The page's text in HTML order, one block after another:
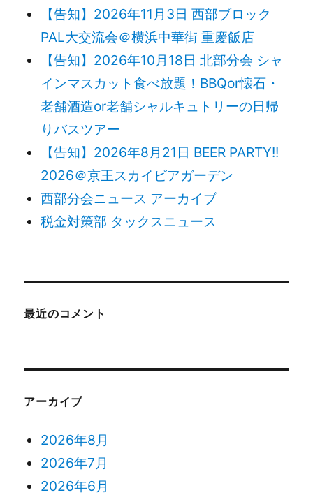
【告知】2026年11月3日 西部ブロック
PAL大交流会＠横浜中華街 重慶飯店
【告知】2026年10月18日 北部分会 シャ
インマスカット食べ放題！BBQor懐石・
老舗酒造or老舗シャルキュトリーの日帰
りバスツアー
【告知】2026年8月21日 BEER PARTY!!
2026＠京王スカイビアガーデン
西部分会ニュース アーカイブ
税金対策部 タックスニュース
最近のコメント
アーカイブ
2026年8月
2026年7月
2026年6月